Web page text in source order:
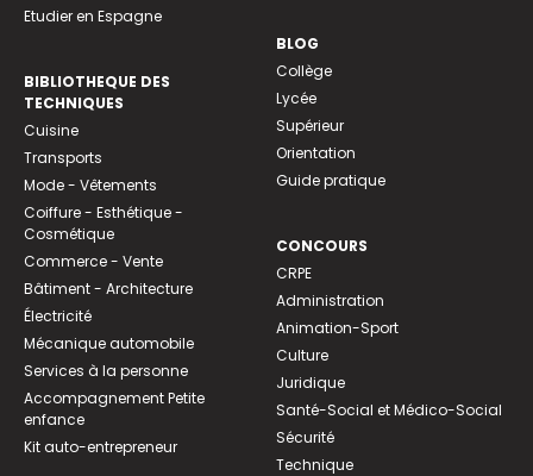
Etudier en Espagne
BIBLIOTHEQUE DES
TECHNIQUES
Cuisine
Transports
Mode - Vêtements
Coiffure - Esthétique -
Cosmétique
Commerce - Vente
Bâtiment - Architecture
Électricité
Mécanique automobile
Services à la personne
Accompagnement Petite
enfance
Kit auto-entrepreneur
BLOG
Collège
Lycée
Supérieur
Orientation
Guide pratique
CONCOURS
CRPE
Administration
Animation-Sport
Culture
Juridique
Santé-Social et Médico-Social
Sécurité
Technique